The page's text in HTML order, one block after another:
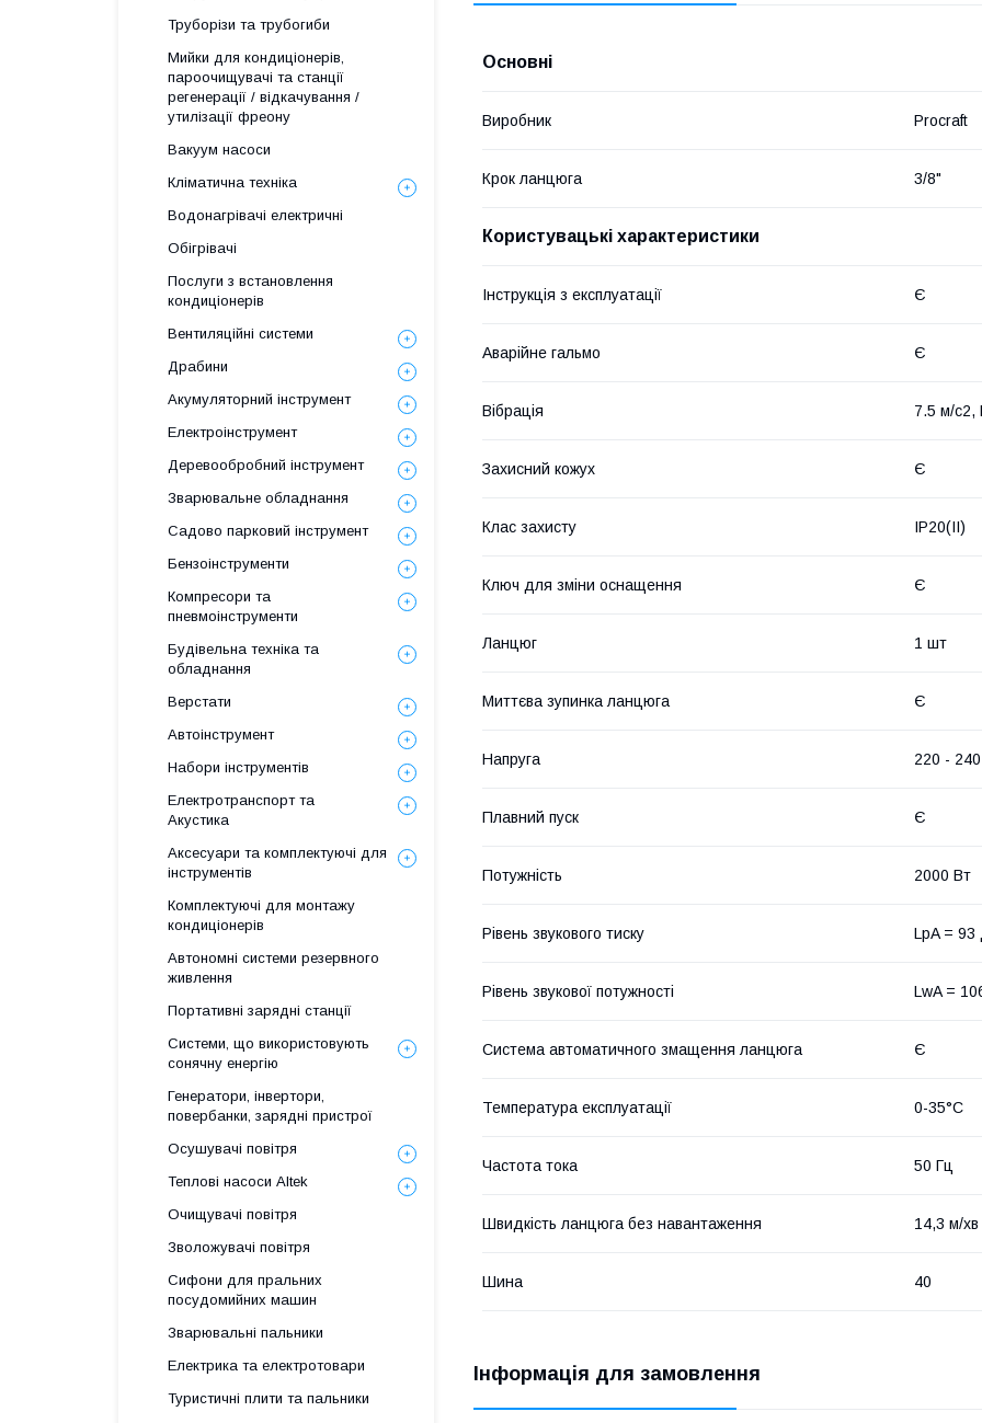
Основні
Виробник Procraft
Крок ланцюга 3/8"
Користувацькі характеристики
Інструкція з експлуатації Є
Аварійне гальмо Є
Вібрація 7.5 м/с2,
Захисний кожух Є
Клас захисту IP20(II)
Ключ для зміни оснащення Є
Ланцюг 1 шт
Миттєва зупинка ланцюга Є
Напруга 220 -
Плавний пуск Є
Потужність 2000 Вт
Рівень звукового тиску LpA =
Рівень звукової потужності LwA =
Система автоматичного змащення ланцюга Є
Температура експлуатації 0-35°C
Частота тока 50 Гц
Швидкість ланцюга без навантаження 14,3 м/хв
Шина 40
Інформація для замовлення
Труборізи та трубогиби
Мийки для кондиціонерів,
пароочищувачі та станції
регенерації / відкачування /
утилізації фреону
Вакуум насоси
Кліматична техніка
Водонагрівачі електричні
Обігрівачі
Послуги з встановлення
кондиціонерів
Вентиляційні системи
Драбини
Акумуляторний інструмент
Електроінструмент
Деревообробний інструмент
Зварювальне обладнання
Садово парковий інструмент
Бензоінструменти
Компресори та
пневмоінструменти
Будівельна техніка та
обладнання
Верстати
Автоінструмент
Набори інструментів
Електротранспорт та
Акустика
Аксесуари та комплектуючі для
інструментів
Комплектуючі для монтажу
кондиціонерів
Автономні системи резервного
живлення
Портативні зарядні станції
Системи, що використовують
сонячну енергію
Генератори, інвертори,
повербанки, зарядні пристрої
Осушувачі повітря
Теплові насоси Altek
Очищувачі повітря
Зволожувачі повітря
Сифони для пральних
посудомийних машин
Зварювальні пальники
Електрика та електротовари
Туристичні плити та пальники